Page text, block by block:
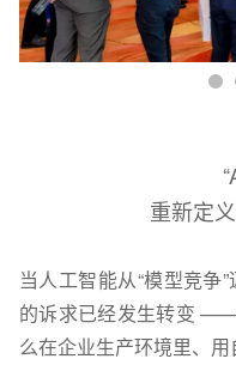
重新定
当人工智能从“模型竞争
的诉求已经发生转变
么在企业生产环境里、